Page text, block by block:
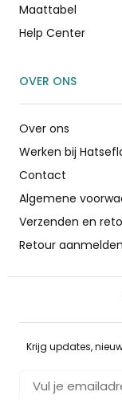
Maattabel
Help Center
OVER ONS
Over ons
Werken bij
Contact
Algemene
Verzenden en
Retour aanmelden
Krijg updates,